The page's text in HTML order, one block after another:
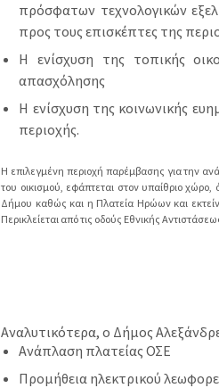
πρόσφατων τεχνολογικών
προς τους επισκέπτες της
Η ενίσχυση της τοπικής
απασχόλησης
Η ενίσχυση της κοινωνικής
περιοχής.
Η επιλεγμένη περιοχή παρέμβασης για την
του οικισμού, εφάπτεται στον υπαίθριο χώρο,
Δήμου καθώς και η Πλατεία Ηρώων και
Περικλείεται από τις οδούς Εθνικής
Αναλυτικότερα, ο Δήμος
Ανάπλαση πλατείας ΟΣΕ
Προμήθεια ηλεκτρικού